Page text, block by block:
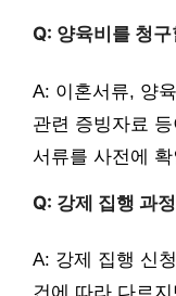
Q: 양육비를 청
A: 이혼서류, 양
관련 증빙자료
서류를 사전에
Q: 강제 집행 과
A: 강제 집행 신